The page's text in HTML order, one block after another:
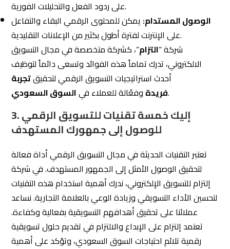
شركة “التزام“، كشركة متخصصة في مجال التسويق
الالكتروني، تدرك تماماً هذه الفوائد وتسعى دائماً لتوظيف
أحدث استراتيجيات التسويق الرقمي لتحقيقتجربة
فريدةوفعّالة للعملاء فيالسوق السعودي .
3. إليك خمسة تقنيات للتسويق الرقمي
للوصول إلى جمهورك المستهدف
تعتبر التقنيات الحديثة في مجال التسويق الرقمي أداة فعالة
لتحقيق الوصول الأمثل إلى الجمهور المستهدف. في شركة
إلتزام للتسويق الإلكتروني، ندرك أهمية استخدام هذه التقنيات
لتحسين الأداء التسويقي وزيادة الوعي بالعلامة التجارية. نساعد
عملائنا على تحقيق أهدافهم التسويقية بفعالية وكفاءة.
تعتمد إلتزام على الإبداع والالتزام في تقديم حلول تسويقية
رقمية تلائم احتياجات السوق السعودي، وتؤكد على أهمية
استخدام هذه التقنيات المتقدمة للوصول إلى الجمهور
المستهدف بأفضل طريقة ممكنة.